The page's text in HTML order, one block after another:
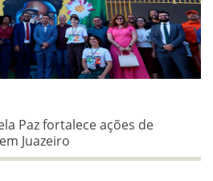
Paz fortalece ações de
Juazeiro